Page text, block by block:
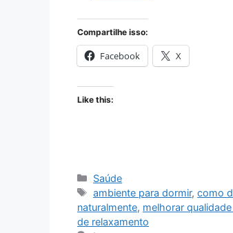
Compartilhe isso:
Facebook X
Like this:
Categories
Saúde
Tags
ambiente para dormir,como
naturalmente, melhorar
de relaxamento